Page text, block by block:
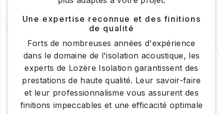
Une expertise reconnue et des finitions
de qualité
Forts de nombreuses années d'expérience
dans le domaine de l'isolation acoustique, les
experts de Lozère Isolation garantissent des
prestations de haute qualité. Leur savoir-faire
et leur professionnalisme vous assurent des
finitions impeccables et une efficacité optimale